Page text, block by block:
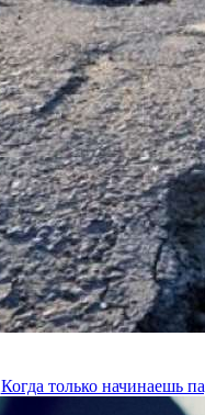
Когда только начинаешь